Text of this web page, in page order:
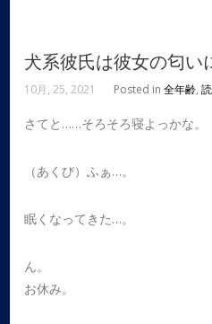
犬系彼氏は彼女の匂い
10月, 25, 2021 Posted in全年齢,
さてと……そろそろ寝よっかな。
（あくび）ふぁ…。
眠くなってきた…。
ん。
お休み。